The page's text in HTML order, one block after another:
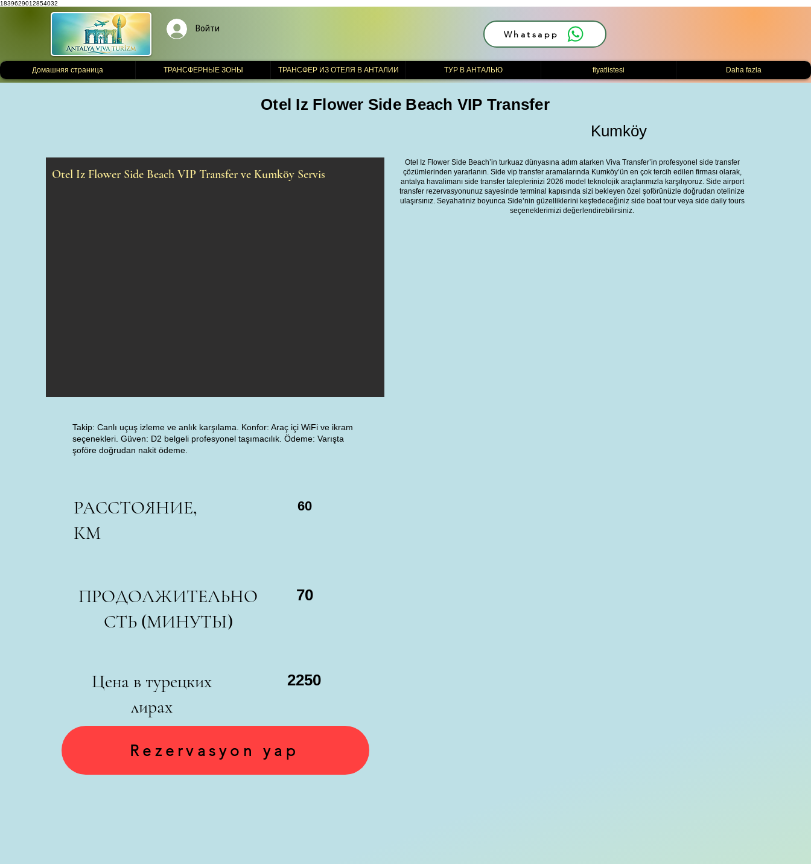
1839629012854032
Войти
Whatsapp
Домашняя страница ТРАНСФЕРНЫЕ ЗОНЫ ТРАНСФЕР ИЗ ОТЕЛЯ В АНТАЛИИ ТУР В АНТАЛЬЮ fiyatlistesi Daha fazla
Otel Iz Flower Side Beach VIP Transfer
Kumköy
Otel Iz Flower Side Beach VIP Transfer ve Kumköy Servis
Takip: Canlı uçuş izleme ve anlık karşılama. Konfor: Araç içi WiFi ve ikram
seçenekleri. Güven: D2 belgeli profesyonel taşımacılık. Ödeme: Varışta
şoföre doğrudan nakit ödeme.
РАССТОЯНИЕ,
КМ
ПРОДОЛЖИТЕЛЬНО
СТЬ (МИНУТЫ)
Цена в турецких
лирах
60
70
2250
Otel Iz Flower Side Beach’in turkuaz dünyasına adım atarken Viva Transfer’in profesyonel side transfer
çözümlerinden yararlanın. Side vip transfer aramalarında Kumköy’ün en çok tercih edilen firması olarak,
antalya havalimanı side transfer taleplerinizi 2026 model teknolojik araçlarımızla karşılıyoruz. Side airport
transfer rezervasyonunuz sayesinde terminal kapısında sizi bekleyen özel şoförünüzle doğrudan otelinize
ulaşırsınız. Seyahatiniz boyunca Side’nin güzelliklerini keşfedeceğiniz side boat tour veya side daily tours
seçeneklerimizi değerlendirebilirsiniz.
Rezervasyon yap